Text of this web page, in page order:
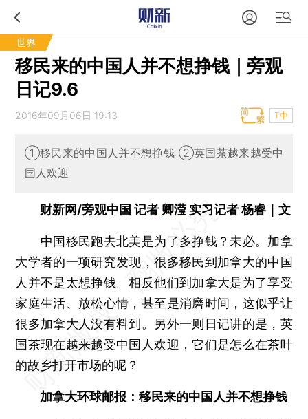
世界
移民来的中国人并不想挣钱｜旁观
日记9.6
2016年09月06日 19:13 T中
①移民来的中国人并不想挣钱 ②英国茶越来越受中
国人欢迎
财新网/旁观中国 记者 卿滢实习记者 杨睿｜文
中国移民跑去北美是为了多挣钱？未必。加拿
大学者的一项研究发现，很多移民到加拿大的中国
人并不是太想挣钱。相反他们到加拿大是为了享受
家庭生活、放松心情，甚至是消磨时间，这似乎让
很多加拿大人没有料到。另外一则日记讲的是，英
国茶现在越来越受中国人欢迎，它们是怎么在茶叶
的故乡打开市场的呢？
加拿大环球邮报：移民来的中国人并不想挣钱